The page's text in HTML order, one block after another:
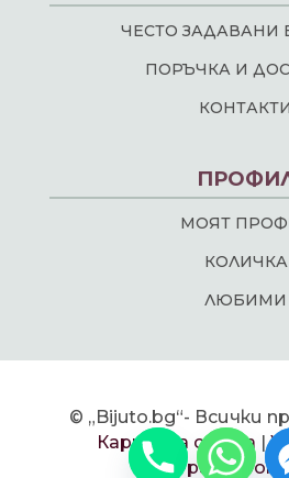
ЧЕСТО ЗАДАВАНИ
ПОРЪЧКА И
КОНТАКТИ
МОЯТ
КОЛИЧКА
ЛЮБИМИ
© „Bijuto.bg“- Всички
Карта на сайта |